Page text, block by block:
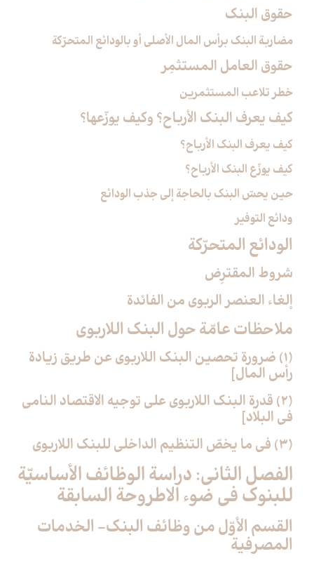
حقوق البنك
مضاربة البنك برأس المال الأصلي أو بالودائع المتحرّكة
حقوق العامل المستثمِر
خطر تلاعب المستثمرين
كيف يعرف البنك الأرباح؟ وكيف يوزّعها؟
كيف يعرف البنك الأرباح؟
كيف يوزّع البنك الأرباح؟
حين يحسّ البنك بالحاجة إلى جذب الودائع
ودائع التوفير
الودائع المتحرّكة
شروط المقترِض
إلغاء العنصر الربوي من الفائدة
ملاحظات عامّة حول البنك اللاربوي‏
(1) ضرورة تحصين البنك اللاربوي عن طريق زيادة
رأس المال‏]
(2) قدرة البنك اللاربوي على توجيه الاقتصاد النامي
في البلاد]
(3) في ما يخصّ التنظيم الداخلي للبنك اللاربوي‏
الفصل الثاني: دراسة الوظائف الأساسيّة
للبنوك في ضوء الاطروحة السابقة
القسم الأوّل من وظائف البنك- الخدمات
المصرفية